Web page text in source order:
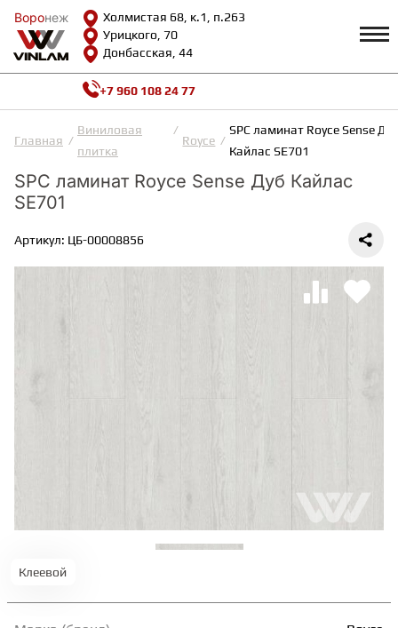
Воронеж
Холмистая 68, к.1, п.263
Урицкого, 70
Донбасская, 44
Воронеж
КАТАЛОГ Профиль
Возврат и гарантии
Сотрудничество
Видеообзоры
Калькулятор
ВИНИЛОВАЯ ПЛИТКА
ЛАМИНАТ
ПАРКЕТНАЯ ДОСКА
МОДУЛЬНЫЕ ПВХ
+7 960 108 24 77
Главная
Виниловая
плитка
Royce
SPC ламинат Royce Sense Дуб
Кайлас SE701
SPC ламинат Royce Sense Дуб Кайлас
SE701
Артикул: ЦБ-00008856
Клеевой